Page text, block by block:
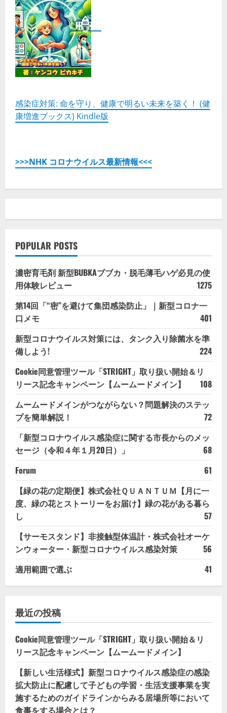
感染症対策: 命を守り、健康で明るい未来を築く！ (健
康増進ブックス) Kindle版
>>>NHK コロナウイルス最新情報<<<
POPULAR POSTS
濃密育毛剤 新型BUBKAブブカ・脱毛薄毛ハゲ必見の使
用体験レビュー
1275
第14回「“密”を避けて集団感染防止」｜新型コロナ一
口メモ
401
新型コロナウイルス対策には、タンク入り除菌水を準
備しよう!
224
Cookie同意管理ツール「STRIGHT」取り扱い開始＆リ
リース記念キャンペーン【ムームードメイン】
108
ムームードメインがつながらない？問題解決のステッ
プを簡単解説！
72
「新型コロナウイルス感染症に関する市長からのメッ
セージ（令和４年１月20日）」
68
Forum
61
【緑の花の定期便】株式会社ＱＵＡＮＴＵＭ【月に一
度、緑の花とストーリーをお届け】緑の花がある暮ら
し
57
【サーモスタンド】非接触型体温計・株式会社オーケ
ンウォーター・新型コロナウイルス感染対策
56
適用範囲で選ぶ
41
最近の投稿
Cookie同意管理ツール「STRIGHT」取り扱い開始＆リ
リース記念キャンペーン【ムームードメイン】
【新しい生活様式】新型コロナウイルス感染症の感染
拡大防止に配慮して子どもの学習・生活支援事業を実
施するためのガイドラインからみる居場所等において
食事をする場合とは？